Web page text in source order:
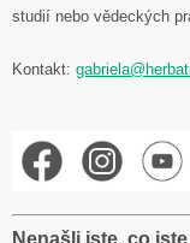
studií nebo vědeckých
Kontakt:
Nenašli jste, co